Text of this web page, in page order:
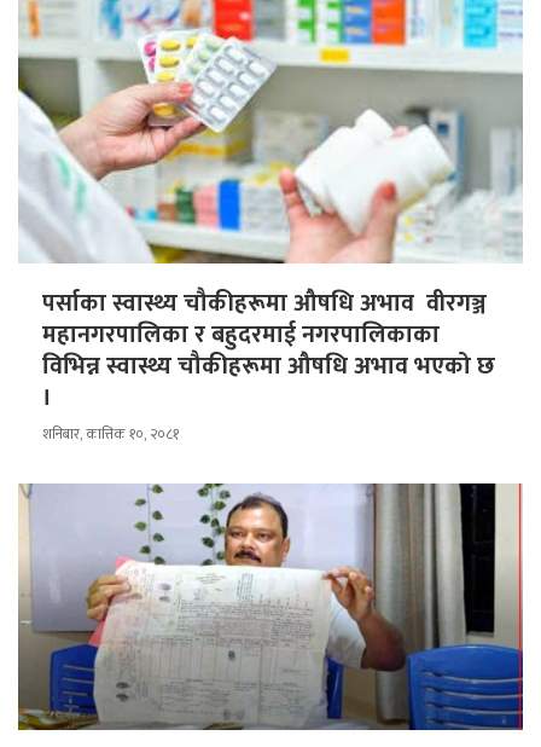
पर्साका स्वास्थ्य चौकीहरूमा औषधि अभाव वीरगञ्ज
महानगरपालिका र बहुदरमाई नगरपालिकाका
विभिन्न स्वास्थ्य चौकीहरूमा औषधि अभाव भएको छ
।
शनिबार, कात्तिक १०, २०८१